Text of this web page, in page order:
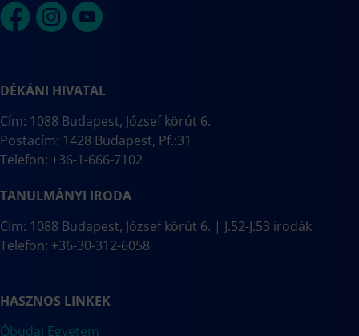
DÉKÁNI HIVATAL
Cím: 1088 Budapest, József körút 6.
Postacím: 1428 Budapest, Pf.:31
Telefon: +36-1-666-7102
TANULMÁNYI IRODA
Cím: 1088 Budapest, József körút 6. | J.52-J.53 irodák
Telefon: +36-30-312-6058
HASZNOS LINKEK
Óbudai Egyetem